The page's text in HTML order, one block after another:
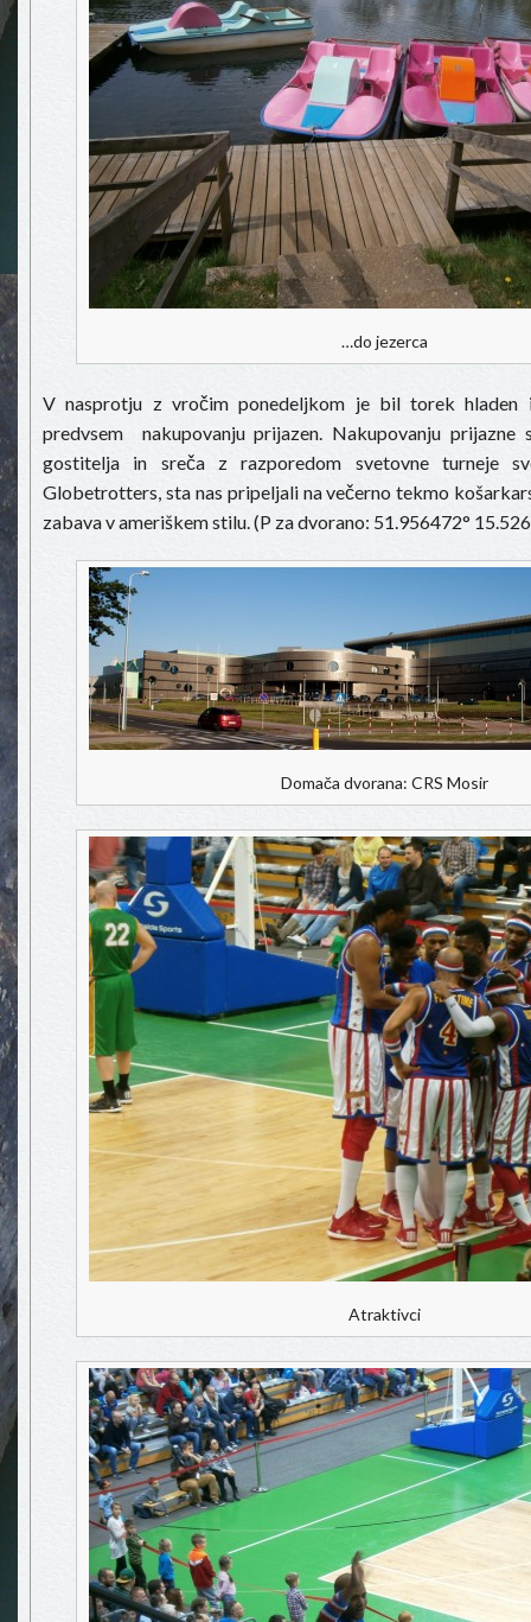
…do jezerca
V nasprotju z vročim ponedeljkom je bil torek
predvsem nakupovanju prijazen. Nakupovanju prijazne
gostitelja in sreča z razporedom svetovne turneje
Globetrotters, sta nas pripeljali na večerno tekmo
zabava v ameriškem stilu. (P za dvorano: 51.956472°
Domača dvorana: CRS Mosir
Atraktivci